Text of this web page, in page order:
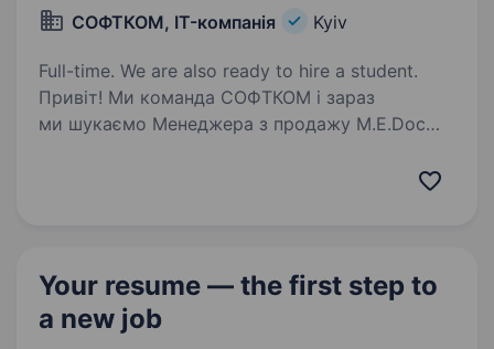
СОФТКОМ, IT-компанія
Kyiv
Full-time. We are also ready to hire a student.
Привіт! Ми команда СОФТКОМ і зараз
ми шукаємо Менеджера з продажу M.E.Doc
Your resume — the first step to
a new job